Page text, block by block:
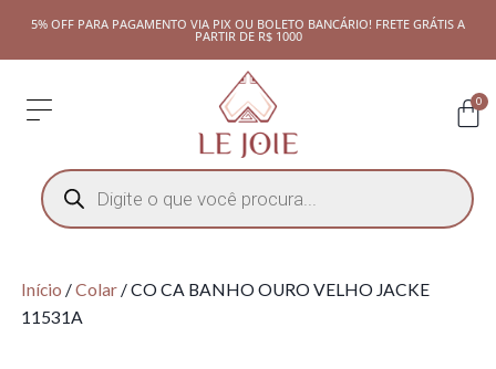
5% OFF PARA PAGAMENTO VIA PIX OU BOLETO BANCÁRIO! FRETE GRÁTIS A
PARTIR DE R$ 1000
0
Início /Colar/ CO CA BANHO OURO VELHO JACKE
11531A